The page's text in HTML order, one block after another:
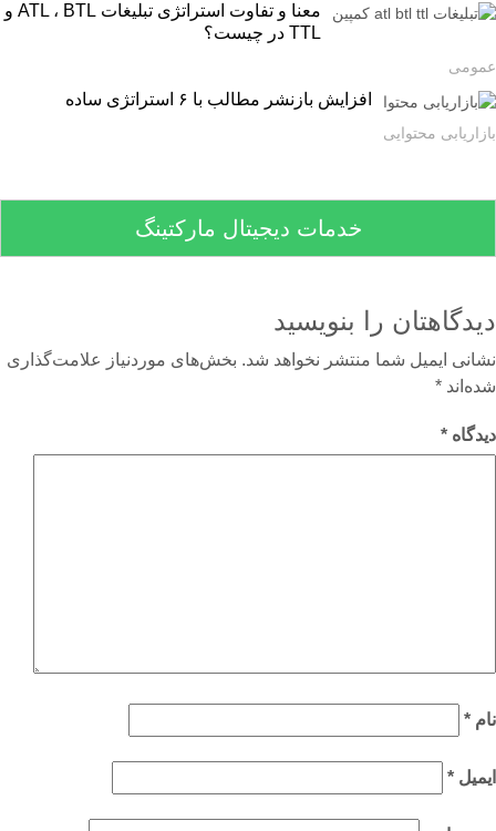
معنا و تفاوت استراتژی تبلیغات ATL ، BTL و
TTL در چیست؟
افزایش بازنشر مطالب با ۶ استراتژی ساده
محتوایی
خدمات دیجیتال مارکتینگ
را بنویسید
ایمیل شما منتشر نخواهد شد. بخش‌های موردنیاز علامت‌گذاری
*
*
*
*